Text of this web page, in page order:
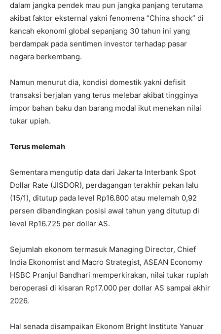
dalam jangka pendek mau pun jangka panjang terutama
akibat faktor eksternal yakni fenomena “China shock” di
kancah ekonomi global sepanjang 30 tahun ini yang
berdampak pada sentimen investor terhadap pasar
negara berkembang.
Namun menurut dia, kondisi domestik yakni defisit
transaksi berjalan yang terus melebar akibat tingginya
impor bahan baku dan barang modal ikut menekan nilai
tukar upiah.
Terus melemah
Sementara mengutip data dari Jakarta Interbank Spot
Dollar Rate (JISDOR), perdagangan terakhir pekan lalu
(15/1), ditutup pada level Rp16.800 atau melemah 0,92
persen dibandingkan posisi awal tahun yang ditutup di
level Rp16.725 per dollar AS.
Sejumlah ekonom termasuk Managing Director, Chief
India Ekonomist and Macro Strategist, ASEAN Economy
HSBC Pranjul Bandhari memperkirakan, nilai tukar rupiah
beroperasi di kisaran Rp17.000 per dollar AS sampai akhir
2026.
Hal senada disampaikan Ekonom Bright Institute Yanuar